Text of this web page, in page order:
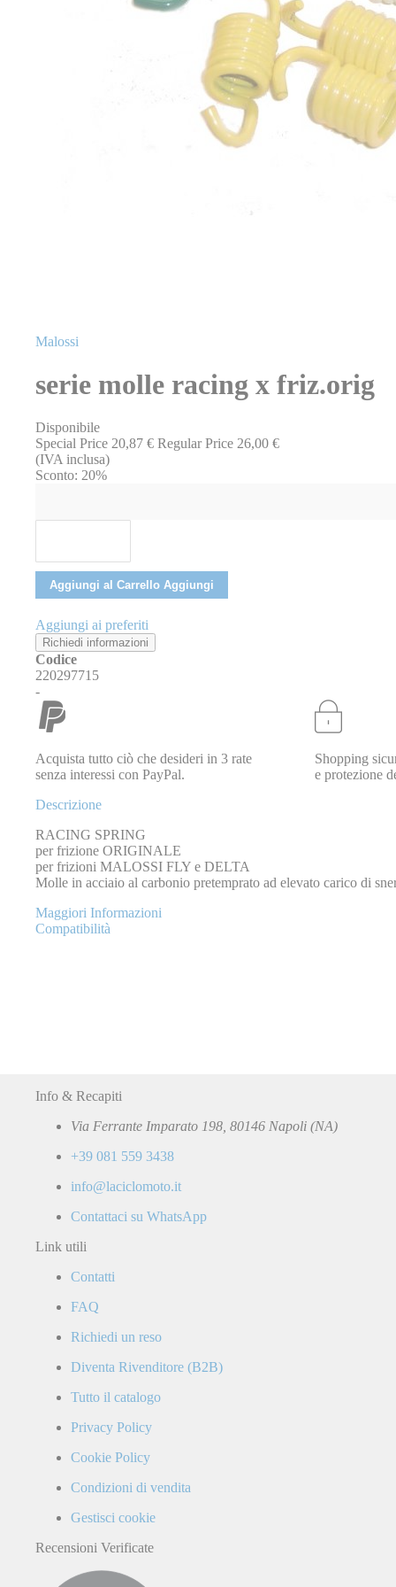
all'inizio
galleria
di
Malossi
serie molle racing x friz.orig
Disponibile
Special Price 20,87 € Regular Price 26,00 €
(IVA inclusa)
Sconto: 20%
Aggiungi al Carrello Aggiungi
Aggiungi ai preferiti
Richiedi informazioni
Codice
220297715
-
Acquista tutto ciò che desideri in 3 rate
senza interessi con PayPal.
Shopping
e protezione
Descrizione
RACING SPRING
per frizione ORIGINALE
per frizioni MALOSSI FLY e DELTA
Molle in acciaio al carbonio pretemprato ad elevato carico di
Maggiori Informazioni
Compatibilità
Info & Recapiti
Via Ferrante Imparato 198, 80146 Napoli (NA)
+39 081 559 3438
info@laciclomoto.it
Contattaci su WhatsApp
Link utili
Contatti
FAQ
Richiedi un reso
Diventa Rivenditore (B2B)
Tutto il catalogo
Privacy Policy
Cookie Policy
Condizioni di vendita
Gestisci cookie
Recensioni Verificate